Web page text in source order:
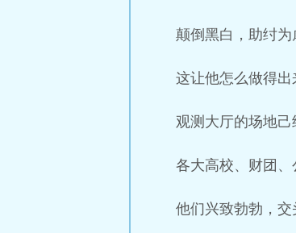
颠倒黑白，助纣
这让他怎么做得出
观测大厅的场地
各大高校、财团、
他们兴致勃勃，交